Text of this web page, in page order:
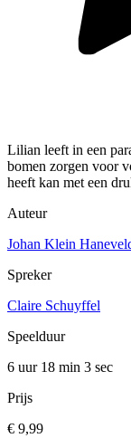
Lilian leeft in een
bomen zorgen voor
heeft kan met een
Auteur
Johan Klein
Spreker
Claire Schuyffel
Speelduur
6 uur 18 min 3 sec
Prijs
€ 9,99